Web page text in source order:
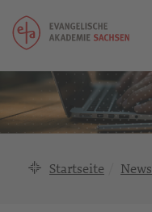
Startseite News